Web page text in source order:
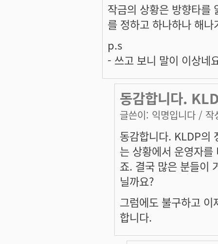
작금의 상황은 방향타를
를 정하고 하나하나 해
p.s
- 쓰고 보니 말이 이상네
동감합니다.
글쓴이: 익명입니다 / 작
동감합니다. KLDP의
는 상황에서 운영자
죠. 결국 많은 분들이
닐까요?
그럼에도 불구하고
합니다.